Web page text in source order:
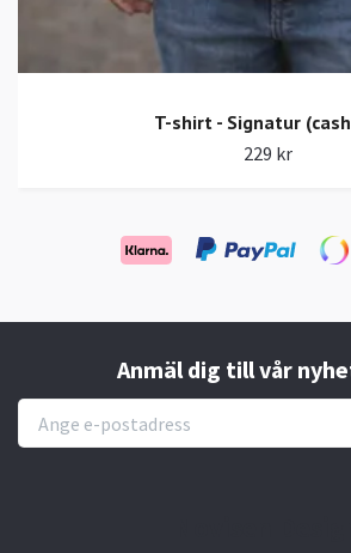
T-shirt - Signatur
229 kr
Anmäl dig till vår